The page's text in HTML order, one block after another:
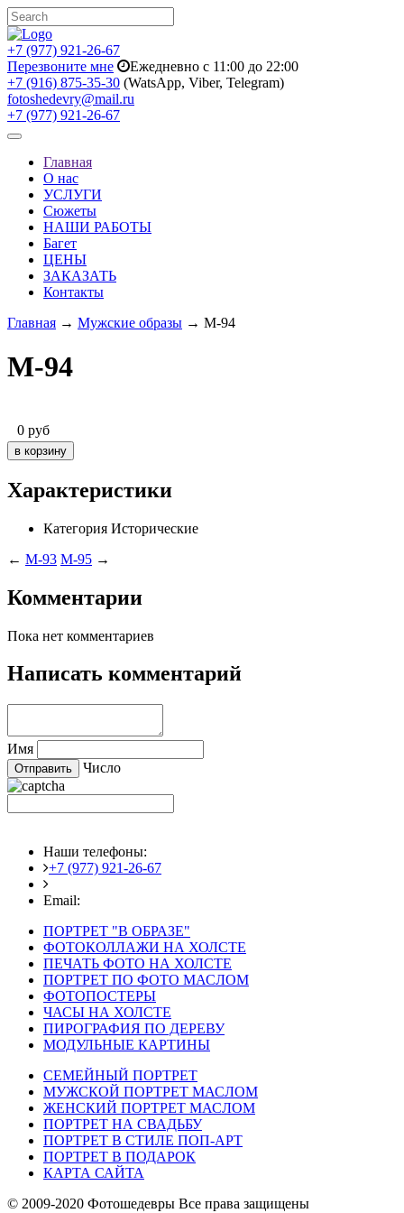
+7 (977) 921-26-67
Перезвоните мне
Ежедневно с 11:00 до 22:00
+7 (916) 875-35-30 (WatsApp, Viber, Telegram)
fotoshedevry@mail.ru
+7 (977) 921-26-67
Toggle
navigationГлавная
О нас
УСЛУГИ
Сюжеты
НАШИ РАБОТЫ
Багет
ЦЕНЫ
ЗАКАЗАТЬ
Контакты
Главная → Мужские образы → M-94
M-94
0 руб
Характеристики
Категория Исторические
← M-93 M-95 →
Комментарии
Пока нет комментариев
Написать комментарий
Имя
Число
Наши телефоны:
+7 (977) 921-26-67
Email:
ПОРТРЕТ "В ОБРАЗЕ"
ФОТОКОЛЛАЖИ НА ХОЛСТЕ
ПЕЧАТЬ ФОТО НА ХОЛСТЕ
ПОРТРЕТ ПО ФОТО МАСЛОМ
ФОТОПОСТЕРЫ
ЧАСЫ НА ХОЛСТЕ
ПИРОГРАФИЯ ПО ДЕРЕВУ
МОДУЛЬНЫЕ КАРТИНЫ
СЕМЕЙНЫЙ ПОРТРЕТ
МУЖСКОЙ ПОРТРЕТ МАСЛОМ
ЖЕНСКИЙ ПОРТРЕТ МАСЛОМ
ПОРТРЕТ НА СВАДЬБУ
ПОРТРЕТ В СТИЛЕ ПОП-АРТ
ПОРТРЕТ В ПОДАРОК
КАРТА САЙТА
© 2009-2020 Фотошедевры Все права защищены